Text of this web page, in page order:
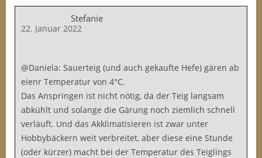
Stefanie
22. Januar 2022
@Daniela: Sauerteig (und auch gekaufte Hefe) gären ab
eienr Temperatur von 4°C.
Das Anspringen ist nicht nötig, da der Teig langsam
abkühlt und solange die Gärung noch ziemlich schnell
verläuft. Und das Akklimatisieren ist zwar unter
Hobbybäckern weit verbreitet, aber diese eine Stunde
(oder kürzer) macht bei der Temperatur des Teiglings